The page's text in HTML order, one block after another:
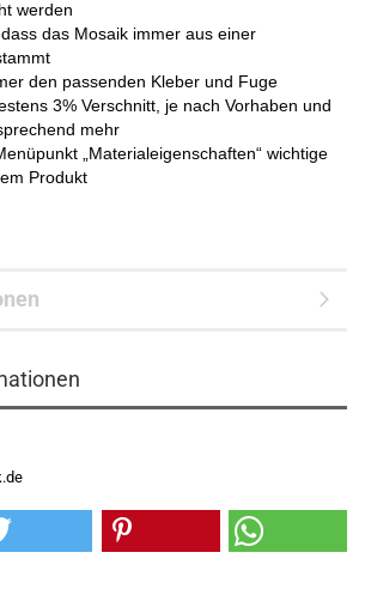
werden
das Mosaik immer aus einer
den passenden Kleber und Fuge
3% Verschnitt, je nach Vorhaben und
mehr
„Materialeigenschaften“ wichtige
Produkt